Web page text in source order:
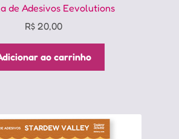
de Adesivos Eevolutions
R$ 20,00
ao carrinho